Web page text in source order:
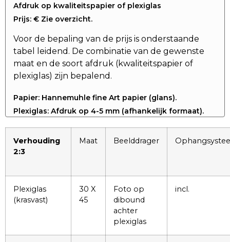
Afdruk op kwaliteitspapier of plexiglas
Prijs: € Zie overzicht.
Voor de bepaling van de prijs is onderstaande
tabel leidend. De combinatie van de gewenste
maat en de soort afdruk (kwaliteitspapier of
plexiglas) zijn bepalend.
Papier: Hannemuhle fine Art papier (glans).
Plexiglas: Afdruk op 4-5 mm (afhankelijk formaat).
Verhouding
2:3
Maat Beelddrager
Plexiglas
(krasvast)
30 X
45
Foto op
dibound
achter
plexiglas
incl.